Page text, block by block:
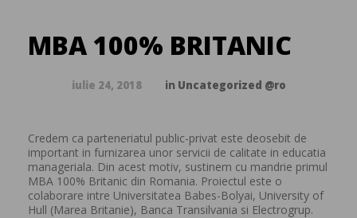
MBA 100% BRITANIC
iulie 24, 2018 in Uncategorized @ro
Credem ca parteneriatul public-privat este deosebit de
important in furnizarea unor servicii de calitate in educatia
manageriala. Din acest motiv, sustinem cu mandrie primul
MBA 100% Britanic din Romania. Proiectul este o
colaborare intre Universitatea Babes-Bolyai, University of
Hull (Marea Britanie), Banca Transilvania si Electrogrup.